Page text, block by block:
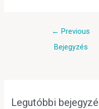
← Previous
Bejegyzés
Legutóbbi